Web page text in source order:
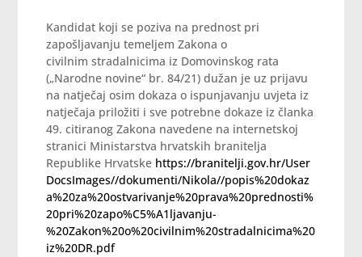
Kandidat koji se poziva na prednost pri
zapošljavanju temeljem Zakona o
civilnim stradalnicima iz Domovinskog rata
(„Narodne novine“ br. 84/21) dužan je uz prijavu
na natječaj osim dokaza o ispunjavanju uvjeta iz
natječaja priložiti i sve potrebne dokaze iz članka
49. citiranog Zakona navedene na internetskoj
stranici Ministarstva hrvatskih branitelja
Republike Hrvatske https://branitelji.gov.hr/User
DocsImages//dokumenti/Nikola//popis%20dokaz
a%20za%20ostvarivanje%20prava%20prednosti%
20pri%20zapo%C5%A1ljavanju-
%20Zakon%20o%20civilnim%20stradalnicima%20
iz%20DR.pdf